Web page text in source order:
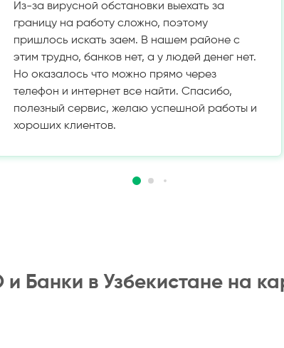
Из-за вирусной обстановки выехать за
границу на работу сложно, поэтому
пришлось искать заем. В нашем районе с
этим трудно, банков нет, а у людей денег нет.
Но оказалось что можно прямо через
телефон и интернет все найти. Спасибо,
полезный сервис, желаю успешной работы и
хороших клиентов.
Банки в Узбекистане на